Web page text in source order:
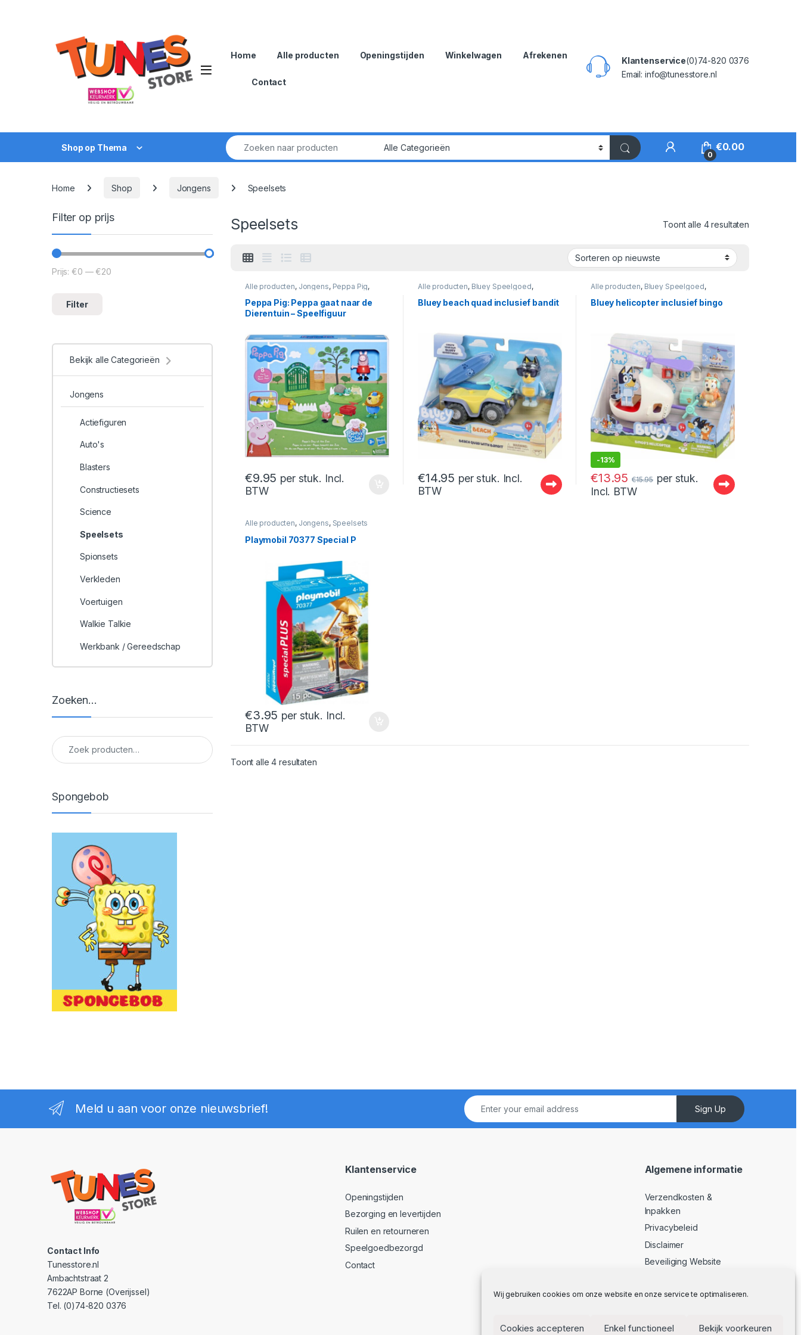
Wij gebruiken cookies om onze website en onze service te optimaliseren.
Cookies accepteren Enkel functioneel Bekijk voorkeuren
Open
Home Alle producten Openingstijden Winkelwagen Afrekenen
Contact
Klantenservice(0)74-820 0376
Email: info@tunesstore.nl
Shop op Thema
Zoek naar:
My Account
0
€0.00
Home Shop Jongens Speelsets
Speelsets Toont alle 4 resultaten
Alle producten, Jongens, Peppa Pig,
Peppa Pig: Peppa gaat naar de
Dierentuin – Speelfiguur
€9.95 per stuk. Incl.
BTW
Alle producten, Bluey Speelgoed,
Bluey beach quad inclusief bandit
€14.95 per stuk. Incl.
BTW
Alle producten, Bluey Speelgoed,
Bluey helicopter inclusief bingo
-13%
€13.95 €15.95 per stuk.
Incl. BTW
Alle producten, Jongens, Speelsets
Playmobil 70377 Special P
€3.95 per stuk. Incl.
BTW
Toont alle 4 resultatenGesorteerd op nieuwste
Filter op prijs
Min. prijs
Max. prijs
Filter
Prijs: €0 — €20
Bekijk alle Categorieën
Jongens
Actiefiguren
Auto's
Blasters
Constructiesets
Science
Speelsets
Spionsets
Verkleden
Voertuigen
Walkie Talkie
Werkbank / Gereedschap
Zoeken…
Zoeken naar:
Spongebob
Meld u aan voor onze nieuwsbrief! Sign Up
Contact Info
Tunesstore.nl
Ambachtstraat 2
7622AP Borne (Overijssel)
Tel. (0)74-820 0376
Klantenservice
Openingstijden
Bezorging en levertijden
Ruilen en retourneren
Speelgoedbezorgd
Contact
Algemene informatie
Verzendkosten &
Inpakken
Privacybeleid
Disclaimer
Beveiliging Website